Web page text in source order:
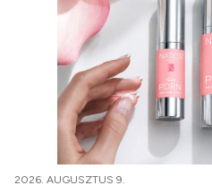
2026. AUGUSZTUS 9.